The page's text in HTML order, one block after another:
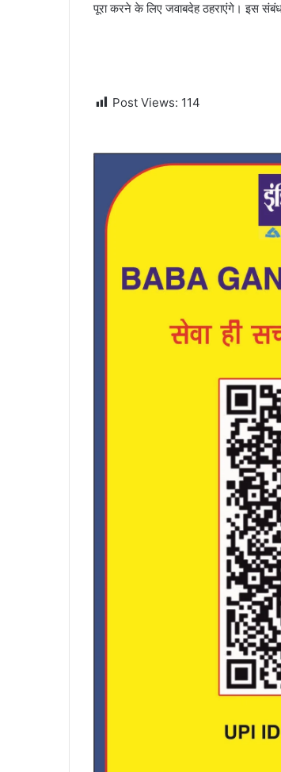
पूरा करने के लिए जवाबदेह ठहराएंगे। इस संबंध
Post Views: 114